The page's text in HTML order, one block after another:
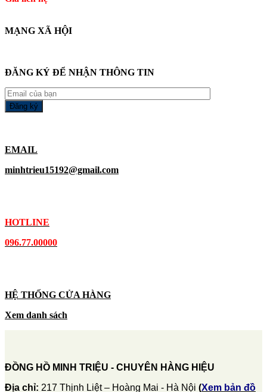
MẠNG XÃ HỘI
ĐĂNG KÝ ĐỂ NHẬN THÔNG TIN
EMAIL
minhtrieu15192@gmail.com
HOTLINE
096.77.00000
HỆ THỐNG CỬA HÀNG
Xem danh sách
ĐỒNG HỒ MINH TRIỆU - CHUYÊN HÀNG HIỆU
Địa chỉ: 217 Thịnh Liệt – Hoàng Mai - Hà Nội (Xem bản đồ